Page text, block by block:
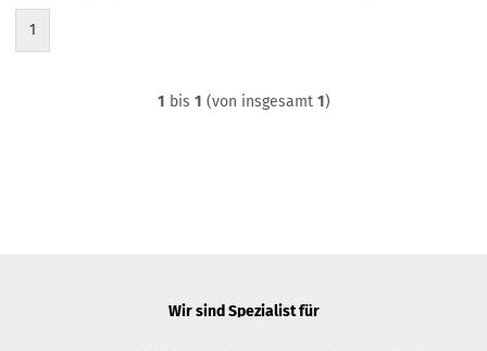
1
1 bis 1 (von insgesamt 1)
Wir sind Spezialist für